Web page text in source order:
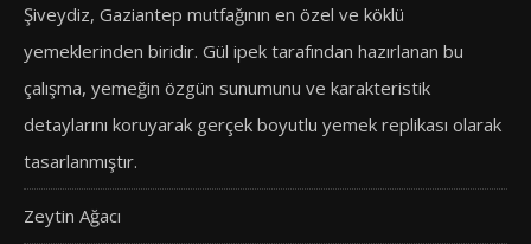
Şiveydiz, Gaziantep mutfağının en özel ve köklü
yemeklerinden biridir. Gül ipek tarafından hazırlanan bu
çalışma, yemeğin özgün sunumunu ve karakteristik
detaylarını koruyarak gerçek boyutlu yemek replikası olarak
tasarlanmıştır.
Zeytin Ağacı